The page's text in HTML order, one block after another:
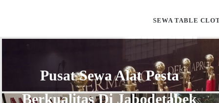
SEWA TABLE
Pusat Sewa Alat Pesta
Berkualitas Di Jabodetabek